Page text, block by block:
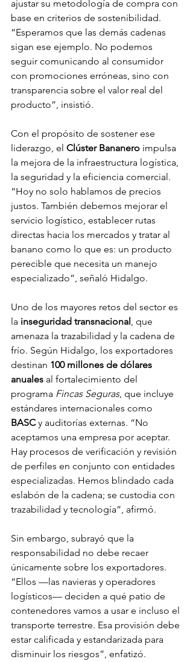
ajustar su metodología de compra con
base en criterios de sostenibilidad.
“Esperamos que las demás cadenas
sigan ese ejemplo. No podemos
seguir comunicando al consumidor
con promociones erróneas, sino con
transparencia sobre el valor real del
producto”, insistió.
Con el propósito de sostener ese
liderazgo, el Clúster Bananero impulsa
la mejora de la infraestructura logística,
la seguridad y la eficiencia comercial.
“Hoy no solo hablamos de precios
justos. También debemos mejorar el
servicio logístico, establecer rutas
directas hacia los mercados y tratar al
banano como lo que es: un producto
perecible que necesita un manejo
especializado”, señaló Hidalgo.
Uno de los mayores retos del sector es
la inseguridad transnacional , que
amenaza la trazabilidad y la cadena de
frío. Según Hidalgo, los exportadores
destinan 100 millones de dólares
anuales al fortalecimiento del
programa Fincas Seguras, que incluye
estándares internacionales como
BASC y auditorías externas. “No
aceptamos una empresa por aceptar.
Hay procesos de verificación y revisión
de perfiles en conjunto con entidades
especializadas. Hemos blindado cada
eslabón de la cadena; se custodia con
trazabilidad y tecnología”, afirmó.
Sin embargo, subrayó que la
responsabilidad no debe recaer
únicamente sobre los exportadores.
“Ellos —las navieras y operadores
logísticos— deciden a qué patio de
contenedores vamos a usar e incluso el
transporte terrestre. Esa provisión debe
estar calificada y estandarizada para
disminuir los riesgos”, enfatizó.